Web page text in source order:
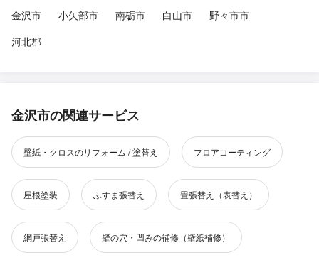
金沢市
小矢部市 南砺市 白山市
野々市市
河北郡
金沢市の関連サービス
壁紙・クロスのリフォーム / 塗替え フロアコーティング
屋根塗装 ふすま張替え 畳張替え（表替え）
網戸張替え 壁の穴・凹みの補修（壁紙補修）